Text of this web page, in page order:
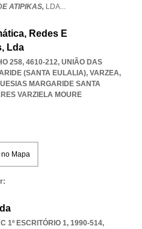
ATIPIKAS, LDA...
Redes E
Lda
258, 4610-212, UNIÃO DAS
(SANTA EULALIA), VARZEA,
MARGARIDE SANTA
VARZIELA MOURE
no Mapa
1º ESCRITÓRIO 1, 1990-514,